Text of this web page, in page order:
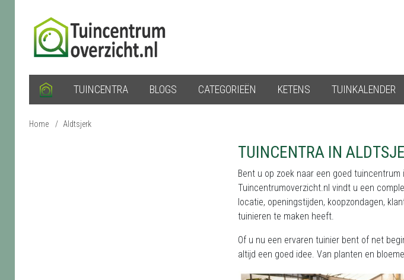
TUINCENTRA BLOGS CATEGORIEËN KETENS TUINKALENDER
Home / Aldtsjerk
TUINCENTRA IN
Bent u op zoek naar een goed tuincentrum
Tuincentrumoverzicht.nl vindt u een
locatie, openingstijden, koopzondagen,
tuinieren te maken heeft.
Of u nu een ervaren tuinier bent of net
altijd een goed idee. Van planten en